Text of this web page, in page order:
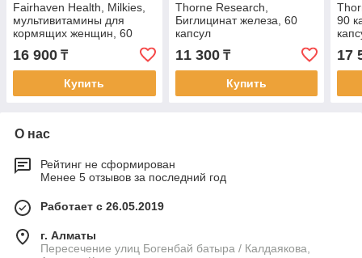
Fairhaven Health, Milkies,
мультивитамины для
кормящих женщин, 60
16 900 ₸
Купить
Thorne Research,
Биглицинат железа, 60
капсул
11 300₸
Купить
90
17
О нас
Рейтинг не сформирован
Менее 5 отзывов за последний год
Работает с 26.05.2019
г. Алматы
Пересечение улиц Богенбай батыра / Калдаякова,